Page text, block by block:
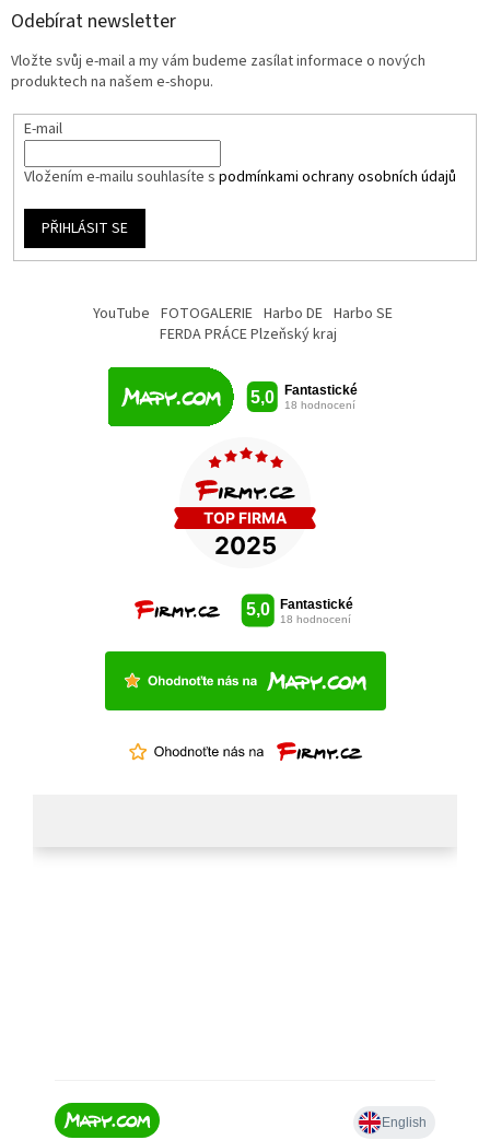
Odebírat newsletter
Vložte svůj e-mail a my vám budeme zasílat informace o nových
produktech na našem e-shopu.
E-mail
Vložením e-mailu souhlasíte s podmínkami ochrany osobních údajů
PŘIHLÁSIT SE
YouTube FOTOGALERIE Harbo DE Harbo SE
FERDA PRÁCE Plzeňský kraj